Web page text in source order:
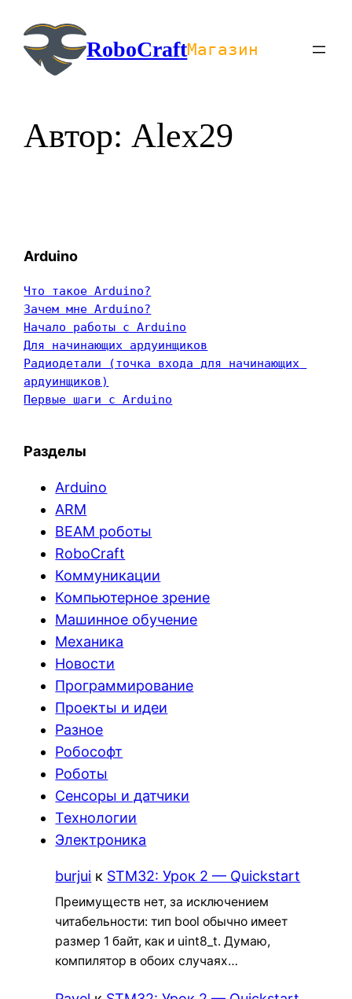
содержимомуRoboCraftМагазин
Автор:Alex29
Arduino
Что такое Arduino?
Зачем мне Arduino?
Начало работы с Arduino
Для начинающих ардуинщиков
Радиодетали (точка входа для начинающих
ардуинщиков)
Первые шаги с Arduino
Разделы
Arduino
ARM
BEAM роботы
RoboCraft
Коммуникации
Компьютерное зрение
Машинное обучение
Механика
Новости
Программирование
Проекты и идеи
Разное
Робософт
Роботы
Сенсоры и датчики
Технологии
Электроника
burjui к STM32: Урок 2 — Quickstart
Преимуществ нет, за исключением
читабельности: тип bool обычно имеет
размер 1 байт, как и uint8_t. Думаю,
компилятор в обоих случаях…